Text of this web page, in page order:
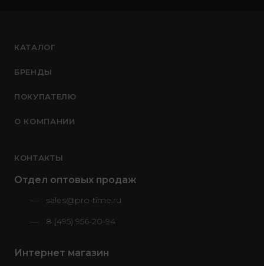
КАТАЛОГ
БРЕНДЫ
ПОКУПАТЕЛЮ
О КОМПАНИИ
КОНТАКТЫ
Отдел оптовых продаж
sales@pro-time.ru
8 (495) 956-20-94
Интернет магазин